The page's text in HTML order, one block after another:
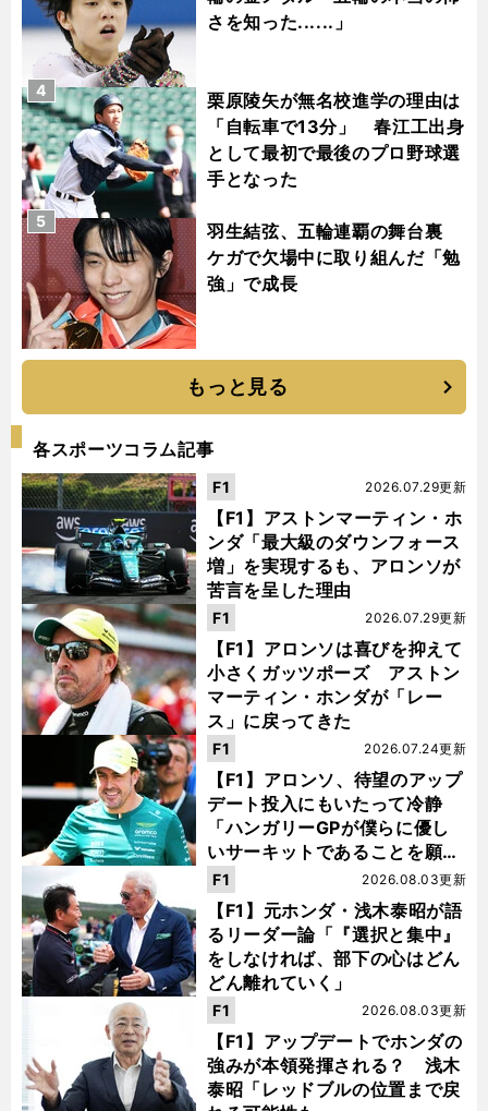
さを知った......」
栗原陵矢が無名校進学の理由は
「自転車で13分」 春江工出身
として最初で最後のプロ野球選
手となった
4
羽生結弦、五輪連覇の舞台裏
ケガで欠場中に取り組んだ「勉
強」で成長
5
もっと見る
各スポーツコラム記事
【F1】アストンマーティン・ホ
ンダ「最大級のダウンフォース
増」を実現するも、アロンソが
苦言を呈した理由
2026.07.29更新
F1
【F1】アロンソは喜びを抑えて
小さくガッツポーズ アストン
マーティン・ホンダが「レー
ス」に戻ってきた
2026.07.29更新
F1
【F1】アロンソ、待望のアップ
デート投入にもいたって冷静
「ハンガリーGPが僕らに優し
いサーキットであることを願
う」
2026.07.24更新
F1
【F1】元ホンダ・浅木泰昭が語
るリーダー論「『選択と集中』
をしなければ、部下の心はどん
どん離れていく」
2026.08.03更新
F1
【F1】アップデートでホンダの
強みが本領発揮される？ 浅木
泰昭「レッドブルの位置まで戻
2026.08.03更新
F1